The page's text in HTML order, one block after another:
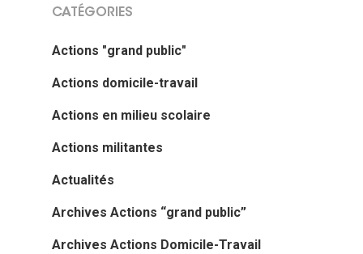
CATÉGORIES
Actions "grand public"
Actions domicile-travail
Actions en milieu scolaire
Actions militantes
Actualités
Archives Actions “grand public”
Archives Actions Domicile-Travail
Actualités
Convergences Vélo
Nous faire